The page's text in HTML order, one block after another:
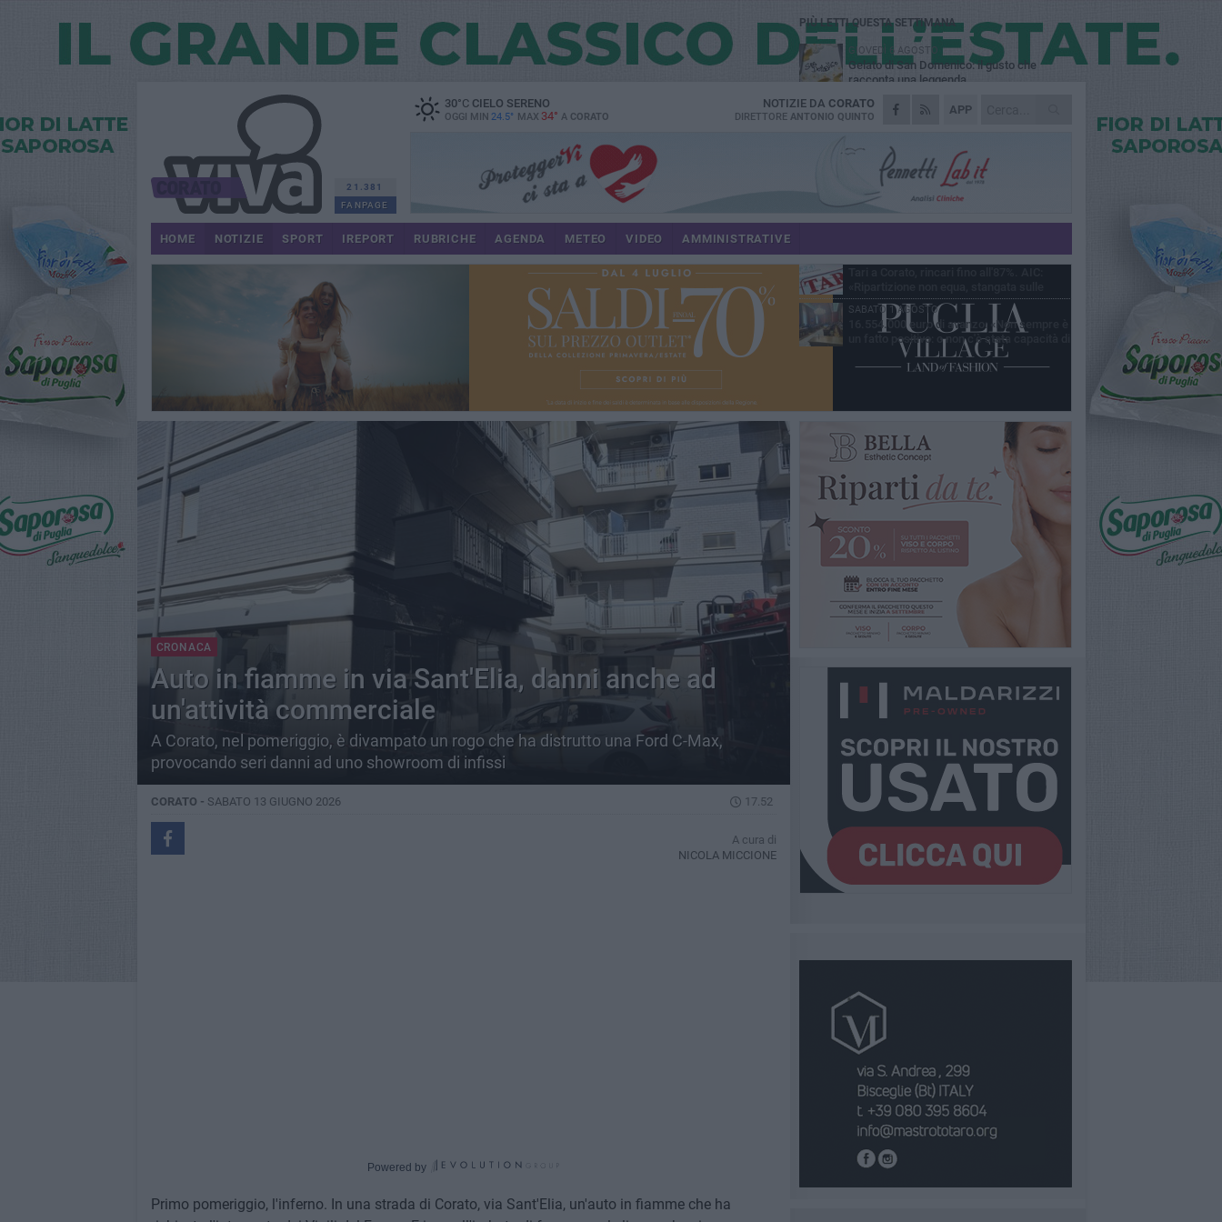
21.381
FANPAGE
30°CCIELO SERENO
OGGI MIN 24.5° MAX 34° A CORATO
APP
NOTIZIE DA CORATO
DIRETTORE ANTONIO QUINTO
HOME NOTIZIE SPORT IREPORT RUBRICHE AGENDA METEO VIDEO AMMINISTRATIVE
CRONACA
Auto in fiamme in via Sant'Elia, danni anche ad
un'attività commerciale
A Corato, nel pomeriggio, è divampato un rogo che ha distrutto una Ford C-Max,
provocando seri danni ad uno showroom di infissi
CORATO - SABATO 13 GIUGNO 2026 17.52
A cura di
NICOLA MICCIONE
Powered by
Primo pomeriggio, l'inferno. In una strada di Corato, via Sant'Elia, un'auto in fiamme che ha
PIÙ LETTI QUESTA SETTIMANA
GIOVEDÌ 6 AGOSTO
Gelato di San Domenico: il gusto che
racconta una leggenda
VENERDÌ 7 AGOSTO
Uomo fermato in via Porta Pia: intervento
GIOVEDÌ 6 AGOSTO
Gaetano Mongelli, sei anni per un sogno:
nasce a Corato "Megaad"
MERCOLEDÌ 5 AGOSTO
Chiuso momentaneamente distributore di
GIOVEDÌ 6 AGOSTO
imprese»
SABATO 1 AGOSTO
16.554.000 euro di avanzo: «Non sempre è
un fatto positivo: o non c'è stata capacità di
spesa o le entrate sono state troppo alte»